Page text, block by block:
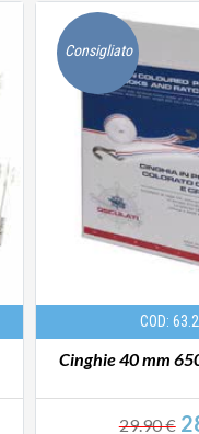
Consigliato
COD:
Cinghie 40 mm
29.90 €